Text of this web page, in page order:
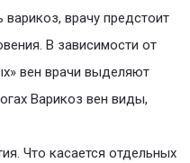
врачу предстоит
В зависимости от
вен врачи выделяют
Варикоз вен виды,
Что касается отдельных